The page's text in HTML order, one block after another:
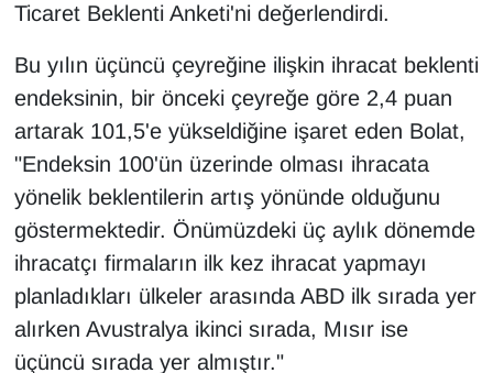
Ticaret Beklenti Anketi'ni değerlendirdi.
Bu yılın üçüncü çeyreğine ilişkin ihracat beklenti
endeksinin, bir önceki çeyreğe göre 2,4 puan
artarak 101,5'e yükseldiğine işaret eden Bolat,
"Endeksin 100'ün üzerinde olması ihracata
yönelik beklentilerin artış yönünde olduğunu
göstermektedir. Önümüzdeki üç aylık dönemde
ihracatçı firmaların ilk kez ihracat yapmayı
planladıkları ülkeler arasında ABD ilk sırada yer
alırken Avustralya ikinci sırada, Mısır ise
üçüncü sırada yer almıştır."